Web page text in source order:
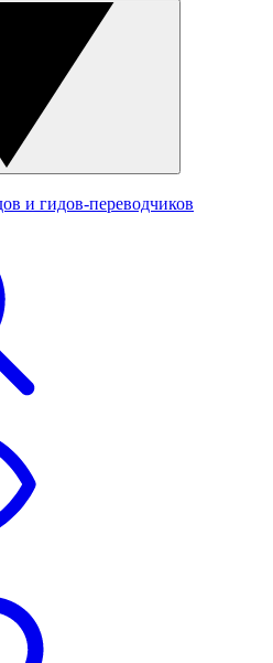
и гидов-переводчиков